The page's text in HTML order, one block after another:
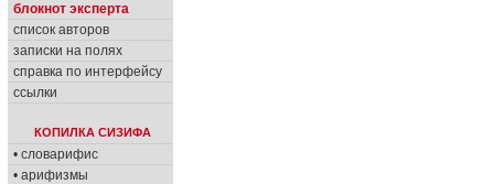
блокнот эксперта
список авторов
записки на полях
справка по интерфейсу
ссылки
КОПИЛКА СИЗИФА
• словарифис
• арифизмы